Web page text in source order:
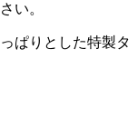
い。
ぱりとした特製タ